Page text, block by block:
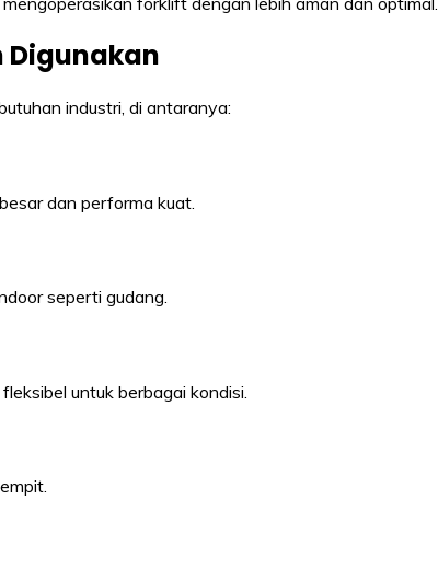
Digunakan
industri, di antaranya:
dan performa kuat.
seperti gudang.
untuk berbagai kondisi.